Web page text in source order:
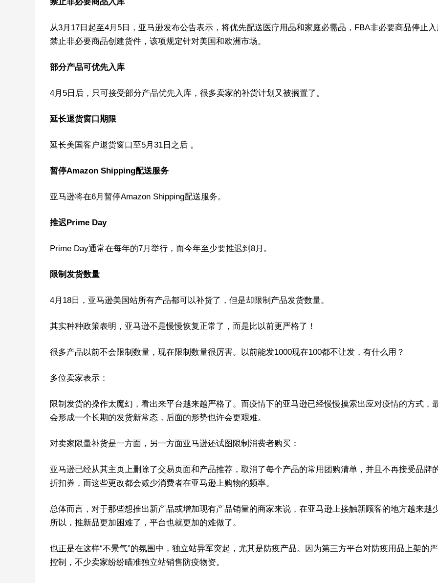
从3月17日起至4月5日，亚马逊发布公告表示，将优先配送医疗用品和家庭必需品，FBA非必要商品停止入
禁止非必要商品创建货件，该项规定针对美国和欧洲市场。
部分产品可优先入库
4月5日后，只可接受部分产品优先入库，很多卖家的补货计划又被搁置了。
延长退货窗口期限
延长美国客户退货窗口至5月31日之后 。
暂停Amazon Shipping配送服务
亚马逊将在6月暂停Amazon Shipping配送服务。
推迟Prime Day
Prime Day通常在每年的7月举行，而今年至少要推迟到8月。
限制发货数量
4月18日，亚马逊美国站所有产品都可以补货了，但是却限制产品发货数量。
其实种种政策表明，亚马逊不是慢慢恢复正常了，而是比以前更严格了！
很多产品以前不会限制数量，现在限制数量很厉害。以前能发1000现在100都不让发，有什么用？
多位卖家表示：
限制发货的操作太魔幻，看出来平台越来越严格了。而疫情下的亚马逊已经慢慢摸索出应对疫情的方式，
会形成一个长期的发货新常态，后面的形势也许会更艰难。
对卖家限量补货是一方面，另一方面亚马逊还试图限制消费者购买：
亚马逊已经从其主页上删除了交易页面和产品推荐，取消了每个产品的常用团购清单，并且不再接受品牌
折扣券，而这些更改都会减少消费者在亚马逊上购物的频率。
总体而言，对于那些想推出新产品或增加现有产品销量的商家来说，在亚马逊上接触新顾客的地方越来越
所以，推新品更加困难了，平台也就更加的难做了。
也正是在这样“不景气”的氛围中，独立站异军突起，尤其是防疫产品。因为第三方平台对防疫用品上架的
控制，不少卖家纷纷瞄准独立站销售防疫物资。